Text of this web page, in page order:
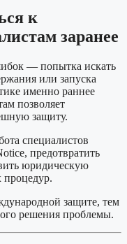
к
заранее
— попытка искать
или запуска
именно раннее
позволяет
защиту.
специалистов
предотвратить
юридическую
защите, тем
решения проблемы.